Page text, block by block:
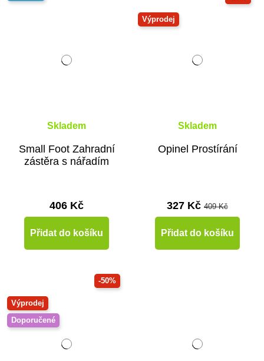
Skladem
Small Foot Zahradní
zástěra s nářadím
406 Kč
Přidat do košíku
Výprodej
Skladem
Opinel Prostírání
327 Kč 409 Kč
Přidat do košíku
-50%
Výprodej
Doporučené